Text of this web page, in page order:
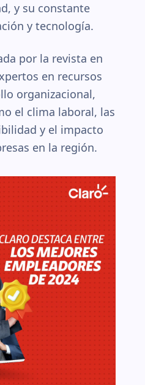
y su constante
y tecnología.
por la revista en
en recursos
organizacional,
el clima laboral, las
y el impacto
en la región.